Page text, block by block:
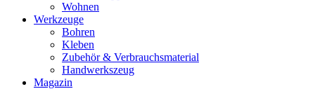
Wohnen
Werkzeuge
Bohren
Kleben
Zubehör & Verbrauchsmaterial
Handwerkszeug
Magazin